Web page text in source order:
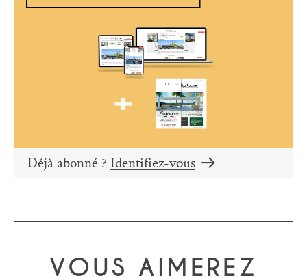
Déjà abonné ? Identifiez-vous
VOUS AIMEREZ